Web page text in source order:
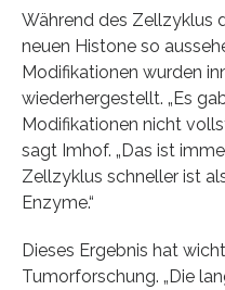
Während des Zellzyklus
neuen Histone so
Modifikationen wurden
wiederhergestellt. „Es
Modifikationen nicht
sagt Imhof. „Das ist
Zellzyklus schneller ist
Enzyme.“
Dieses Ergebnis hat
Tumorforschung. „Die